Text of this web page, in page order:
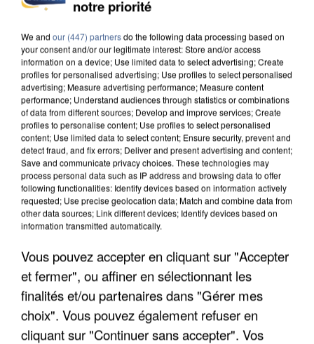
UNE TOURISTE DE L’OISE EMPORTÉE PAR UNE
LES DONNÉES DE 300 000 CLIENTS DÉROBÉES À
INTERMARCHÉ APRÈS UNE...
notre priorité
We and our (447) partnersdo the following data processing based on
your consent and/or our legitimate interest: Store and/or access
information on a device; Use limited data to select advertising; Create
profiles for personalised advertising; Use profiles to select personalised
advertising; Measure advertising performance; Measure content
performance; Understand audiences through statistics or combinations
of data from different sources; Develop and improve services; Create
profiles to personalise content; Use profiles to select personalised
content; Use limited data to select content; Ensure security, prevent and
detect fraud, and fix errors; Deliver and present advertising and content;
Save and communicate privacy choices. These technologies may
process personal data such as IP address and browsing data to offer
following functionalities: Identify devices based on information actively
requested; Use precise geolocation data; Match and combine data from
other data sources; Link different devices; Identify devices based on
information transmitted automatically.
Vous pouvez accepter en cliquant sur "Accepter
et fermer", ou affiner en sélectionnant les
finalités et/ou partenaires dans "Gérer mes
choix". Vous pouvez également refuser en
cliquant sur "Continuer sans accepter". Vos